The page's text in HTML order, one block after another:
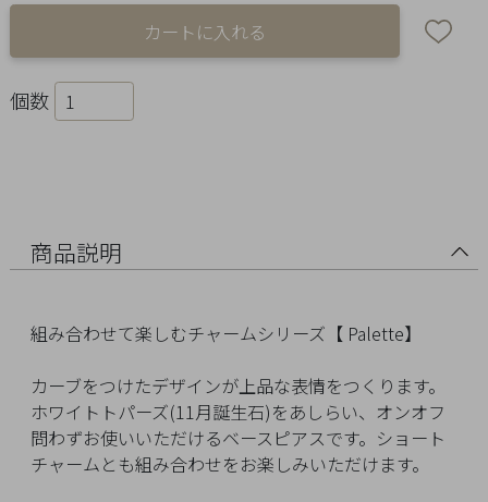
個数
商品説明
組み合わせて楽しむチャームシリーズ【 Palette】
カーブをつけたデザインが上品な表情をつくります。
ホワイトトパーズ(11月誕生石)をあしらい、オンオフ
問わずお使いいただけるベースピアスです。ショート
チャームとも組み合わせをお楽しみいただけます。
Season
up
マ
イ
ペ
ー